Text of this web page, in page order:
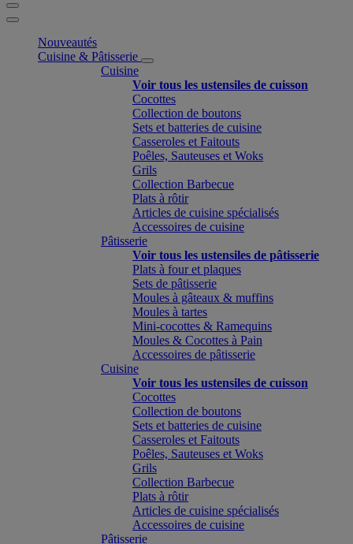
Nouveautés
Cuisine & Pâtisserie
Cuisine
Voir tous les ustensiles de cuisson
Cocottes
Collection de boutons
Sets et batteries de cuisine
Casseroles et Faitouts
Poêles, Sauteuses et Woks
Grils
Collection Barbecue
Plats à rôtir
Articles de cuisine spécialisés
Accessoires de cuisine
Pâtisserie
Voir tous les ustensiles de pâtisserie
Plats à four et plaques
Sets de pâtisserie
Moules à gâteaux & muffins
Moules à tartes
Mini-cocottes & Ramequins
Moules & Cocottes à Pain
Accessoires de pâtisserie
Cuisine
Voir tous les ustensiles de cuisson
Cocottes
Collection de boutons
Sets et batteries de cuisine
Casseroles et Faitouts
Poêles, Sauteuses et Woks
Grils
Collection Barbecue
Plats à rôtir
Articles de cuisine spécialisés
Accessoires de cuisine
Pâtisserie